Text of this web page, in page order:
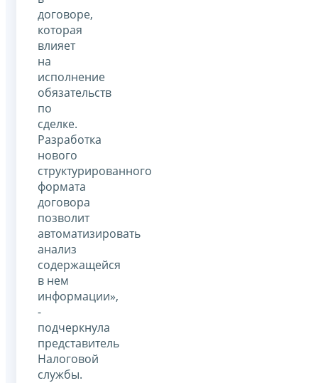
договоре,
которая
влияет
на
исполнение
обязательств
по
сделке.
Разработка
нового
структурированного
формата
договора
позволит
автоматизировать
анализ
содержащейся
в нем
информации»,
-
подчеркнула
представитель
Налоговой
службы.